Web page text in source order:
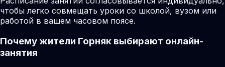
чтобы легко совмещать уроки со школой, вузом или
работой в вашем часовом поясе.
Почему жители Горняк выбирают онлайн-
занятия